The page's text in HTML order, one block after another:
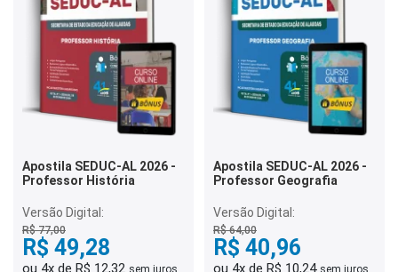
Apostila SEDUC-AL 2026 -
Professor História
Versão Digital:
R$ 77,00
R$ 49,28
Apostila SEDUC-AL 2026 -
Professor Geografia
Versão Digital:
R$ 64,00
R$ 40,96